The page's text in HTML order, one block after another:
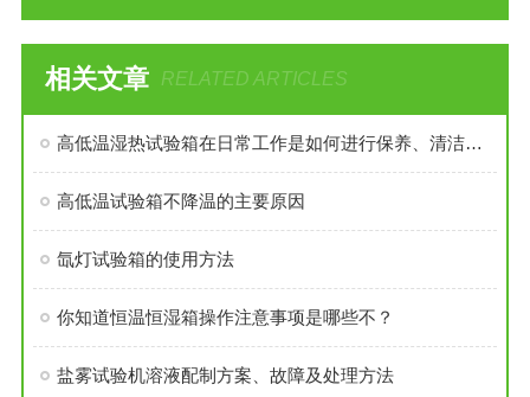
相关文章 RELATED ARTICLES
高低温湿热试验箱在日常工作是如何进行保养、清洁维护
高低温试验箱不降温的主要原因
氙灯试验箱的使用方法
你知道恒温恒湿箱操作注意事项是哪些不？
盐雾试验机溶液配制方案、故障及处理方法